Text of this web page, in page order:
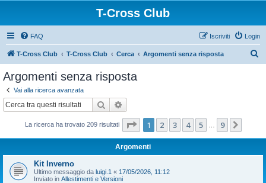
T-Cross Club
FAQ Login
Iscriviti
T-Cross Club T-Cross Club Cerca Argomenti senza risposta
Argomenti senza risposta
Vai alla ricerca avanzata
Cerca
La ricerca ha trovato 209 risultati Pagina di
1 2 3 4 5 9
Argomenti
Kit Inverno
Ultimo messaggio da luigi.1 « 17/05/2026, 11:12
Inviato in Allestimenti e Versioni